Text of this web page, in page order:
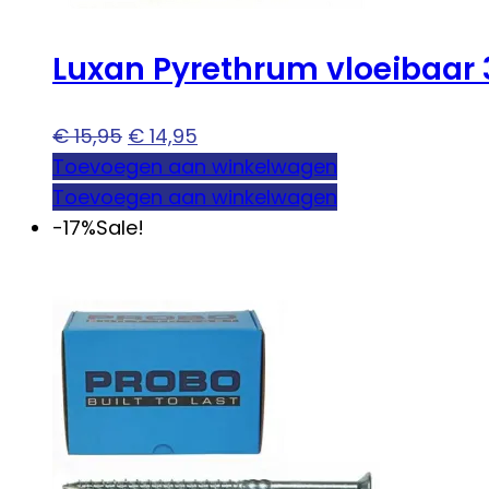
Luxan Pyrethrum vloeibaar
€15,95 Oorspronkelijke
prijs
was:
€ 15,95.
€ 14,95
prijs
is:
Toevoegen aan winkelwagen
Toevoegen aan winkelwagen
-17%Sale!